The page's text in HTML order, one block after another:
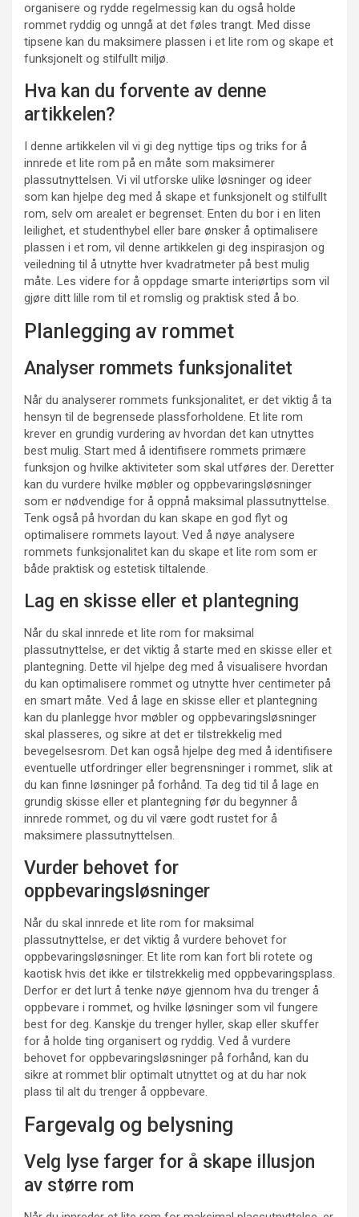
organisere og rydde regelmessig kan du også holde
rommet ryddig og unngå at det føles trangt. Med disse
tipsene kan du maksimere plassen i et lite rom og skape et
funksjonelt og stilfullt miljø.
Hva kan du forvente av denne
artikkelen?
I denne artikkelen vil vi gi deg nyttige tips og triks for å
innrede et lite rom på en måte som maksimerer
plassutnyttelsen. Vi vil utforske ulike løsninger og ideer
som kan hjelpe deg med å skape et funksjonelt og stilfullt
rom, selv om arealet er begrenset. Enten du bor i en liten
leilighet, et studenthybel eller bare ønsker å optimalisere
plassen i et rom, vil denne artikkelen gi deg inspirasjon og
veiledning til å utnytte hver kvadratmeter på best mulig
måte. Les videre for å oppdage smarte interiørtips som vil
gjøre ditt lille rom til et romslig og praktisk sted å bo.
Planlegging av rommet
Analyser rommets funksjonalitet
Når du analyserer rommets funksjonalitet, er det viktig å ta
hensyn til de begrensede plassforholdene. Et lite rom
krever en grundig vurdering av hvordan det kan utnyttes
best mulig. Start med å identifisere rommets primære
funksjon og hvilke aktiviteter som skal utføres der. Deretter
kan du vurdere hvilke møbler og oppbevaringsløsninger
som er nødvendige for å oppnå maksimal plassutnyttelse.
Tenk også på hvordan du kan skape en god flyt og
optimalisere rommets layout. Ved å nøye analysere
rommets funksjonalitet kan du skape et lite rom som er
både praktisk og estetisk tiltalende.
Lag en skisse eller et plantegning
Når du skal innrede et lite rom for maksimal
plassutnyttelse, er det viktig å starte med en skisse eller et
plantegning. Dette vil hjelpe deg med å visualisere hvordan
du kan optimalisere rommet og utnytte hver centimeter på
en smart måte. Ved å lage en skisse eller et plantegning
kan du planlegge hvor møbler og oppbevaringsløsninger
skal plasseres, og sikre at det er tilstrekkelig med
bevegelsesrom. Det kan også hjelpe deg med å identifisere
eventuelle utfordringer eller begrensninger i rommet, slik at
du kan finne løsninger på forhånd. Ta deg tid til å lage en
grundig skisse eller et plantegning før du begynner å
innrede rommet, og du vil være godt rustet for å
maksimere plassutnyttelsen.
Vurder behovet for
oppbevaringsløsninger
Når du skal innrede et lite rom for maksimal
plassutnyttelse, er det viktig å vurdere behovet for
oppbevaringsløsninger. Et lite rom kan fort bli rotete og
kaotisk hvis det ikke er tilstrekkelig med oppbevaringsplass.
Derfor er det lurt å tenke nøye gjennom hva du trenger å
oppbevare i rommet, og hvilke løsninger som vil fungere
best for deg. Kanskje du trenger hyller, skap eller skuffer
for å holde ting organisert og ryddig. Ved å vurdere
behovet for oppbevaringsløsninger på forhånd, kan du
sikre at rommet blir optimalt utnyttet og at du har nok
plass til alt du trenger å oppbevare.
Fargevalg og belysning
Velg lyse farger for å skape illusjon
av større rom